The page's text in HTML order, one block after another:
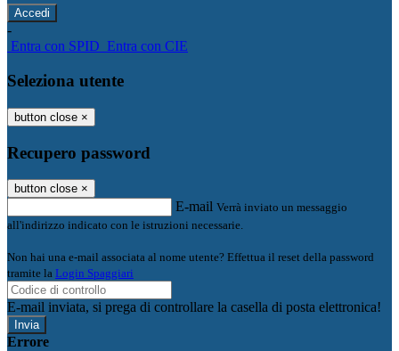
-
Entra con SPID Entra con CIE
Seleziona utente
button close ×
Recupero password
button close ×
E-mail Verrà inviato un messaggio
all'indirizzo indicato con le istruzioni necessarie.
Non hai una e-mail associata al nome utente? Effettua il reset della password
tramite la Login Spaggiari
E-mail inviata, si prega di controllare la casella di posta elettronica!
Errore